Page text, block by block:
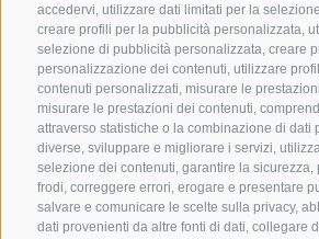
accedervi, utilizzare dati limitati per la
creare profili per la pubblicità personalizzata,
selezione di pubblicità personalizzata, creare
personalizzazione dei contenuti, utilizzare
contenuti personalizzati, misurare le
misurare le prestazioni dei contenuti,
attraverso statistiche o la combinazione di dati
diverse, sviluppare e migliorare i servizi,
selezione dei contenuti, garantire la sicurezza,
frodi, correggere errori, erogare e presentare
salvare e comunicare le scelte sulla privacy,
dati provenienti da altre fonti di dati, collegare
+39 0472 765325/+39 0472
632372
info@sterzing-